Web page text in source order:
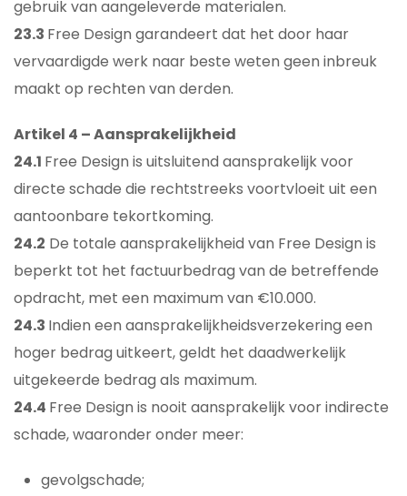
gebruik van aangeleverde materialen.
23.3 Free Design garandeert dat het door haar
vervaardigde werk naar beste weten geen inbreuk
maakt op rechten van derden.
Artikel 4 – Aansprakelijkheid
24.1 Free Design is uitsluitend aansprakelijk voor
directe schade die rechtstreeks voortvloeit uit een
aantoonbare tekortkoming.
24.2 De totale aansprakelijkheid van Free Design is
beperkt tot het factuurbedrag van de betreffende
opdracht, met een maximum van €10.000.
24.3 Indien een aansprakelijkheidsverzekering een
hoger bedrag uitkeert, geldt het daadwerkelijk
uitgekeerde bedrag als maximum.
24.4 Free Design is nooit aansprakelijk voor indirecte
schade, waaronder onder meer:
gevolgschade;